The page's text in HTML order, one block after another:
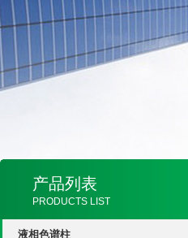
产品列表
PRODUCTS LIST
液相色谱柱